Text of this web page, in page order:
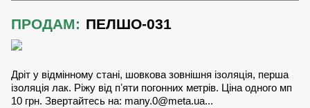
ПРОДАМ: ПЕЛШО-031
Дріт у відмінному стані, шовкова зовнішня ізоляція, перша
ізоляція лак. Ріжу від пʼяти погонних метрів. Ціна одного мп
10 грн. Звертайтесь на: many.0@meta.ua...